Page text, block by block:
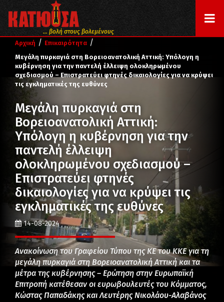
... βολή στους βολεμένους
Αρχική / Επικαιρότητα /
Μεγάλη πυρκαγιά στη Βορειοανατολική Αττική: Υπόλογη η
κυβέρνηση για την παντελή έλλειψη ολοκληρωμένου
σχεδιασμού – Επιστρατεύει φτηνές δικαιολογίες για να κρύψει
τις εγκληματικές της ευθύνες
Μεγάλη πυρκαγιά στη
Βορειοανατολική Αττική:
Υπόλογη η κυβέρνηση για την
παντελή έλλειψη
ολοκληρωμένου σχεδιασμού –
Επιστρατεύει φτηνές
δικαιολογίες για να κρύψει τις
εγκληματικές της ευθύνες
14-08-2024
Ανακοίνωση του Γραφείου Τύπου της ΚΕ του ΚΚΕ για τη
μεγάλη πυρκαγιά στη Βορειοανατολική Αττική και τα
μέτρα της κυβέρνησης – Ερώτηση στην Ευρωπαϊκή
Επιτροπή κατέθεσαν οι ευρωβουλευτές του Κόμματος,
Κώστας Παπαδάκης και Λευτέρης Νικολάου-Αλαβάνος